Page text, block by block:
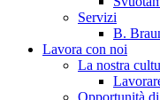
B. Braun in Italia
Servizi
B.
Lavora con noi
La nostra
Opportunità